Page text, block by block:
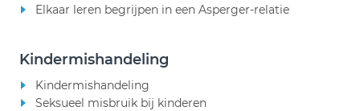
Elkaar leren begrijpen in een Asperger-relatie
Kindermishandeling
Kindermishandeling
Seksueel misbruik bij kinderen